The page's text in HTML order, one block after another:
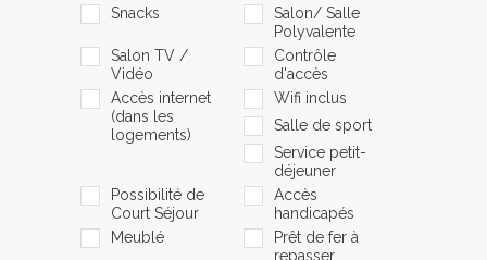
Snacks
Salon/ Salle
Polyvalente
Salon TV /
Vidéo
Contrôle
d'accès
Accès internet
(dans les
logements)
Wifi inclus
Salle de sport
Service petit-
déjeuner
Possibilité de
Court Séjour
Accès
handicapés
Meublé
Prêt de fer à
repasser